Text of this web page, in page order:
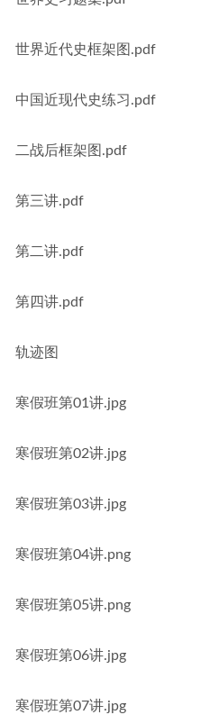
世界近代史框架图.pdf
中国近现代史练习.pdf
二战后框架图.pdf
第三讲.pdf
第二讲.pdf
第四讲.pdf
轨迹图
寒假班第01讲.jpg
寒假班第02讲.jpg
寒假班第03讲.jpg
寒假班第04讲.png
寒假班第05讲.png
寒假班第06讲.jpg
寒假班第07讲.jpg